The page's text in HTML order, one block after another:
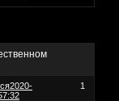
1
2020-